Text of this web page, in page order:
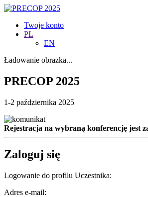
Twoje konto
PL
EN
Ładowanie obrazka...
PRECOP 2025
1-2 października 2025
Rejestracja na wybraną konferencję jest
Zaloguj się
Logowanie do profilu Uczestnika:
Adres e-mail: